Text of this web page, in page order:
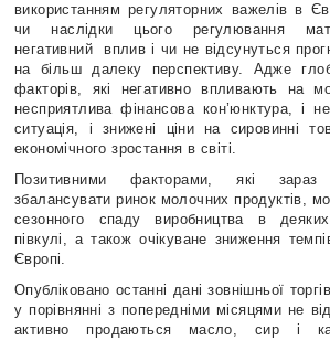
використанням регуляторних важелів в
чи наслідки цього регулювання
негативний вплив і чи не відсунуться
на більш далеку перспективу. Адже
факторів, які негативно впливають на
несприятлива фінансова кон’юнктура, і
ситуація, і знижені ціни на сировинні
економічного зростання в світі.
Позитивними факторами, які
збалансувати ринок молочних продуктів,
сезонного спаду виробництва в деяких
півкулі, а також очікуване зниження
Європі.
Опубліковано останні дані зовнішньої
у порівнянні з попередніми місяцями не
активно продаються масло, сир і